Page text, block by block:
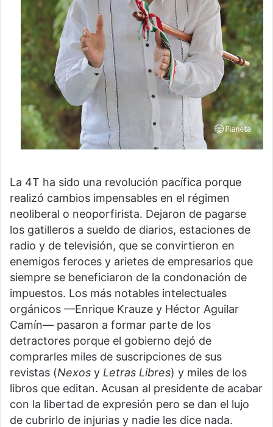
La 4T ha sido una revolución pacífica porque
realizó cambios impensables en el régimen
neoliberal o neoporfirista. Dejaron de pagarse
los gatilleros a sueldo de diarios, estaciones de
radio y de televisión, que se convirtieron en
enemigos feroces y arietes de empresarios que
siempre se beneficiaron de la condonación de
impuestos. Los más notables intelectuales
orgánicos —Enrique Krauze y Héctor Aguilar
Camín— pasaron a formar parte de los
detractores porque el gobierno dejó de
comprarles miles de suscripciones de sus
revistas (Nexos y Letras Libres) y miles de los
libros que editan. Acusan al presidente de acabar
con la libertad de expresión pero se dan el lujo
de cubrirlo de injurias y nadie les dice nada.